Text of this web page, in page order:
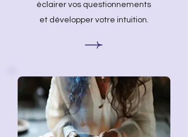
éclairer vos questionnements
et développer votre intuition.